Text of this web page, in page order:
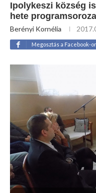
Ipolykeszi község
hete
Berényi Kornélia
Megosztás a Facebook-